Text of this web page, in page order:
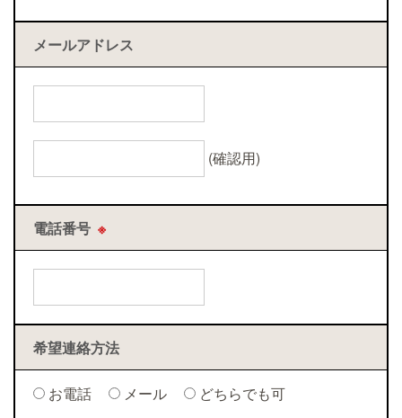
メールアドレス
(確認用)
電話番号 ※
希望連絡方法
お電話 メール どちらでも可